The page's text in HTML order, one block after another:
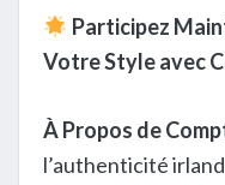
Participez
Votre Style avec
À Propos de
l’authenticité